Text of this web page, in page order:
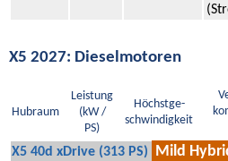
X5 2027: Dieselmotoren
Hubraum
Leistung
(kW /
PS)
Höchstge-
schwindigkeit
X5 40d xDrive (313 PS) Mild